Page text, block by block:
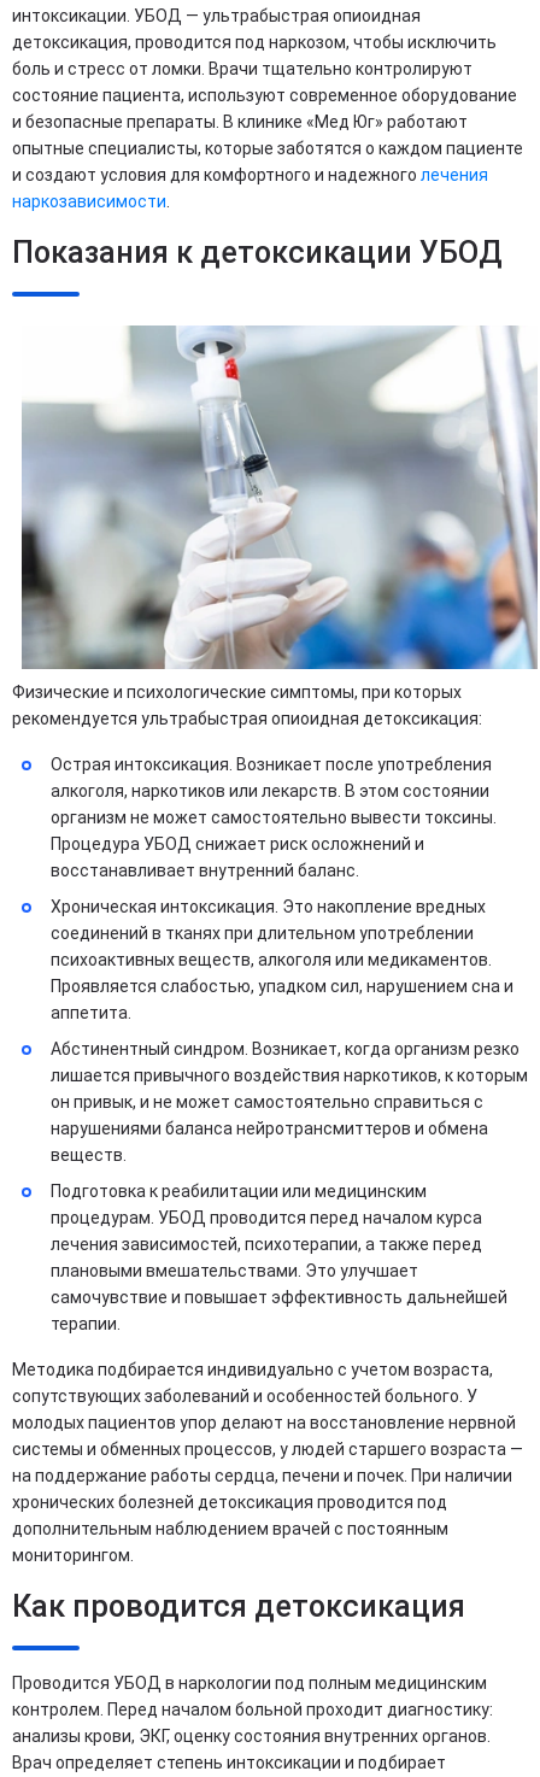
интоксикации. УБОД — ультрабыстрая опиоидная
детоксикация, проводится под наркозом, чтобы исключить
боль и стресс от ломки. Врачи тщательно контролируют
состояние пациента, используют современное оборудование
и безопасные препараты. В клинике «Мед Юг» работают
опытные специалисты, которые заботятся о каждом пациенте
и создают условия для комфортного и надежного лечения
наркозависимости
Показания к детоксикации УБОД
Физические и психологические симптомы, при которых
рекомендуется ультрабыстрая опиоидная детоксикация:
Острая интоксикация. Возникает после употребления
алкоголя, наркотиков или лекарств. В этом состоянии
организм не может самостоятельно вывести токсины.
Процедура УБОД снижает риск осложнений и
восстанавливает внутренний баланс.
Хроническая интоксикация. Это накопление вредных
соединений в тканях при длительном употреблении
психоактивных веществ, алкоголя или медикаментов.
Проявляется слабостью, упадком сил, нарушением сна и
аппетита.
Абстинентный синдром. Возникает, когда организм резко
лишается привычного воздействия наркотиков, к которым
он привык, и не может самостоятельно справиться с
нарушениями баланса нейротрансмиттеров и обмена
веществ.
Подготовка к реабилитации или медицинским
процедурам. УБОД проводится перед началом курса
лечения зависимостей, психотерапии, а также перед
плановыми вмешательствами. Это улучшает
самочувствие и повышает эффективность дальнейшей
терапии.
Методика подбирается индивидуально с учетом возраста,
сопутствующих заболеваний и особенностей больного. У
молодых пациентов упор делают на восстановление нервной
системы и обменных процессов, у людей старшего возраста —
на поддержание работы сердца, печени и почек. При наличии
хронических болезней детоксикация проводится под
дополнительным наблюдением врачей с постоянным
мониторингом.
Как проводится детоксикация
Проводится УБОД в наркологии под полным медицинским
контролем. Перед началом больной проходит диагностику:
анализы крови, ЭКГ, оценку состояния внутренних органов.
Врач определяет степень интоксикации и подбирает